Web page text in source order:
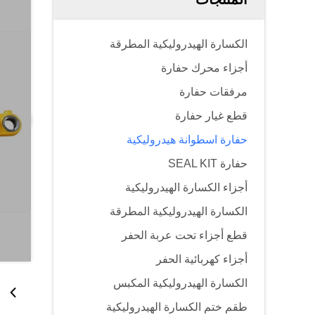
الكسارة الهيدروليكية المطرقة
أجزاء محرك حفارة
مرفقات حفارة
قطع غيار حفارة
حفارة اسطوانة هيدروليكية
حفارة SEAL KIT
أجزاء الكسارة الهيدروليكية
الكسارة الهيدروليكية المطرقة
قطع أجزاء تحت عربة الحفر
أجزاء كهربائية الحفر
الكسارة الهيدروليكية المكبس
طقم ختم الكسارة الهيدروليكية